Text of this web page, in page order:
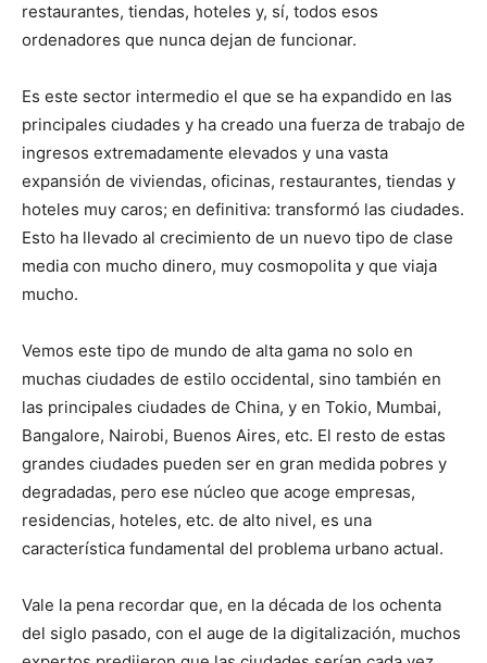
restaurantes, tiendas, hoteles y, sí, todos esos
ordenadores que nunca dejan de funcionar.
Es este sector intermedio el que se ha expandido en las
principales ciudades y ha creado una fuerza de trabajo de
ingresos extremadamente elevados y una vasta
expansión de viviendas, oficinas, restaurantes, tiendas y
hoteles muy caros; en definitiva: transformó las ciudades.
Esto ha llevado al crecimiento de un nuevo tipo de clase
media con mucho dinero, muy cosmopolita y que viaja
mucho.
Vemos este tipo de mundo de alta gama no solo en
muchas ciudades de estilo occidental, sino también en
las principales ciudades de China, y en Tokio, Mumbai,
Bangalore, Nairobi, Buenos Aires, etc. El resto de estas
grandes ciudades pueden ser en gran medida pobres y
degradadas, pero ese núcleo que acoge empresas,
residencias, hoteles, etc. de alto nivel, es una
característica fundamental del problema urbano actual.
Vale la pena recordar que, en la década de los ochenta
del siglo pasado, con el auge de la digitalización, muchos